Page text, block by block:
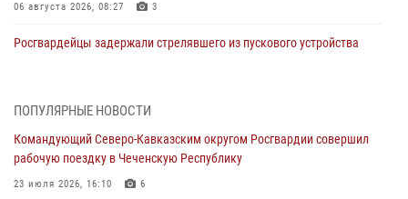
06 августа 2026, 08:27 3
Росгвардейцы задержали стрелявшего из пускового устройства
задержании подозреваемых в похищении человека и
вымогательстве (видео)
06 августа 2026, 07:09
ПОПУЛЯРНЫЕ НОВОСТИ
Командующий Северо-Кавказским округом Росгвардии совершил
рабочую поездку в Чеченскую Республику
23 июля 2026, 16:10 6